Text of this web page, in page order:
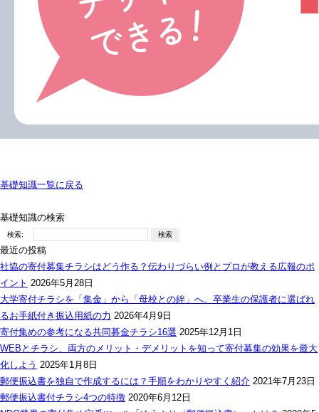
基礎知識一覧に戻る
基礎知識の検索
検索:
最近の投稿
社協の寄付募集チラシはどう作る？伝わりづらい例とプロが教える広報のポ
イント 2026年5月28日
大学寄付チラシを「集金」から「母校との絆」へ。卒業生の保護者に選ばれ
るお手紙付き振込用紙の力 2026年4月9日
寄付集めの参考になる共同募金チラシ16選 2025年12月1日
WEBとチラシ、両方のメリット・デメリットを知って寄付募集の効果を最大
化しよう 2025年1月8日
郵便振込書を独自で作成するには？手順をわかりやすく紹介 2021年7月23日
郵便振込書付チラシ4つの特徴 2020年6月12日